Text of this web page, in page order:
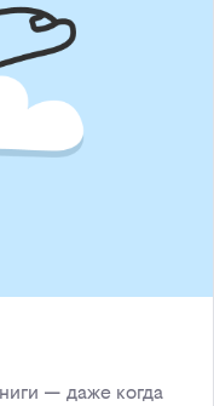
— даже когда